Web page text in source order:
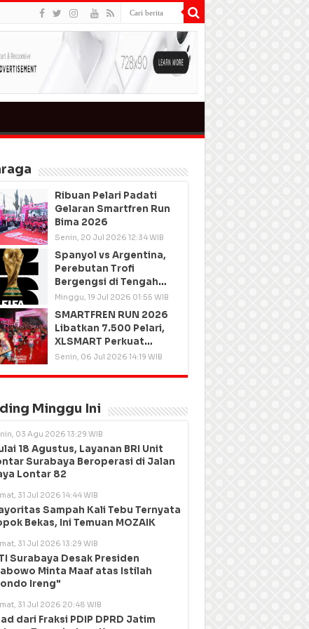
Ribuan Pelari Padati
Gelaran Smartfren Run
Bima 2026
Senin, 20 Jul 2026 12:34 WIB
Spanyol vs Argentina,
Perebutan Trofi
Bergengsi di Tengah
Semangat Persatuan
Minggu, 19 Jul 2026 01:55 WIB
SMARTFREN RUN 2026
Libatkan 7.500 Pelari,
XLSMART Perkuat
Kedekatan dengan
Senin, 06 Jul 2026 14:19 WIB
Minggu Ini
03 Agu 2026 13:29 WIB
18 Agustus, Layanan BRI Unit
Surabaya Beroperasi di Jalan
Lontar 82
31 Jul 2026 14:44 WIB
Sampah Kali Tebu Ternyata
Bekas, Ini Temuan MOZAIK
31 Jul 2026 13:29 WIB
Surabaya Desak Presiden
Minta Maaf atas Istilah
Ireng"
31 Jul 2026 20:48 WIB
dari Fraksi PDIP DPRD Jatim